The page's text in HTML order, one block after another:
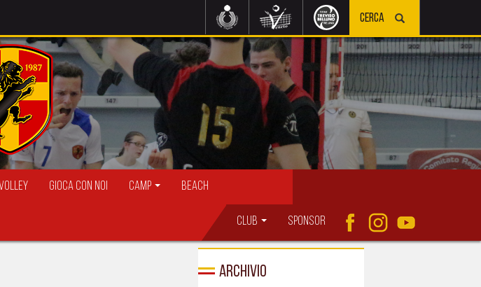
Gioca con Noi Camp Beach
Club Sponsor
Archivio